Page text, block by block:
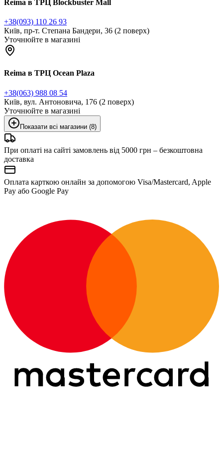
Reima в ТРЦ Blockbuster Mall
+38(093) 110 26 93
Київ, пр-т. Степана Бандери, 36 (2 поверх)
Уточнюйте в магазині
Reima в ТРЦ Ocean Plaza
+38(063) 988 08 54
Київ, вул. Антоновича, 176 (2 поверх)
Уточнюйте в магазині
Показати всі магазини (8)
При оплаті на сайті замовлень від 5000 грн – безкоштовна
доставка
Оплата карткою онлайн за допомогою Visa/Mastercard, Apple
Pay або Google Pay